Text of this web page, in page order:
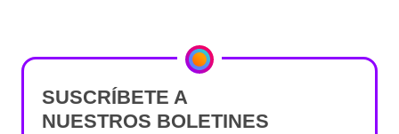
SUSCRÍBETE A
NUESTROS BOLETINES